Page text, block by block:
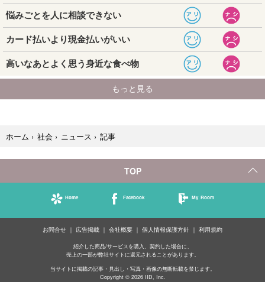
ホーム › 社会 › ニュース › 記事
TOP
Home Facebook My Room
お問合せ 広告掲載 会社概要 個人情報保護方針 利用規約
紹介した商品/サービスを購入、契約した場合に、
売上の一部が弊社サイトに還元されることがあります。
当サイトに掲載の記事・見出し・写真・画像の無断転載を禁じます。
Copyright © 2026 IID, Inc.